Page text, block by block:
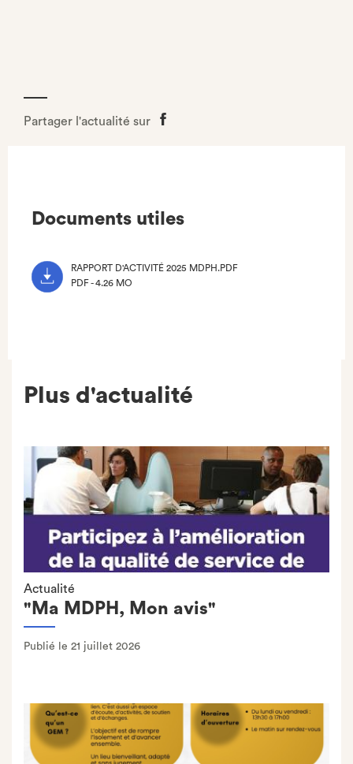
Partager l'actualité sur
Partager
Documents utiles
RAPPORT D'ACTIVITÉ 2025 MDPH.PDF
PDF - 4.26 MO
Plus d'actualité
Actualité
"Ma MDPH, Mon avis"
Publié le 21 juillet 2026